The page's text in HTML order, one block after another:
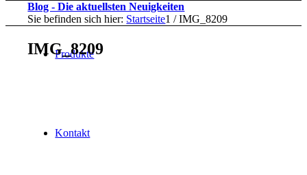
Produkte
Kontakt
Blog - Die aktuellsten Neuigkeiten
Sie befinden sich hier: Startseite1 / IMG_8209
IMG_8209